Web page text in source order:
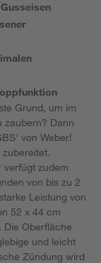
Grund, um im
zaubern? Dann
von Weber!
verfügt zudem
von bis zu 2
Leistung von
52 x 44 cm
Die Oberfläche
und leicht
Zündung wird